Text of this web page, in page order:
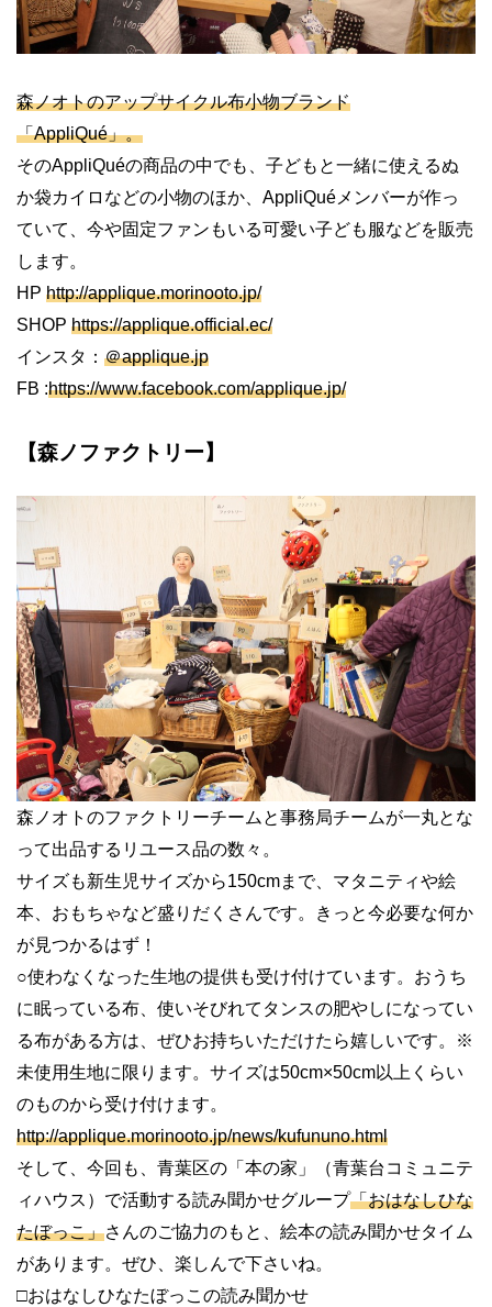
森ノオトのアップサイクル布小物ブランド
「AppliQué」。
そのAppliQuéの商品の中でも、子どもと一緒に使えるぬ
か袋カイロなどの小物のほか、AppliQuéメンバーが作っ
ていて、今や固定ファンもいる可愛い子ども服などを販売
します。
HP http://applique.morinooto.jp/
SHOP https://applique.official.ec/
インスタ： ＠applique.jp
FB :https://www.facebook.com/applique.jp/
【森ノファクトリー】
森ノオトのファクトリーチームと事務局チームが一丸とな
って出品するリユース品の数々。
サイズも新生児サイズから150cmまで、マタニティや絵
本、おもちゃなど盛りだくさんです。きっと今必要な何か
が見つかるはず！
○使わなくなった生地の提供も受け付けています。おうち
に眠っている布、使いそびれてタンスの肥やしになってい
る布がある方は、ぜひお持ちいただけたら嬉しいです。※
未使用生地に限ります。サイズは50cm×50cm以上くらい
のものから受け付けます。
http://applique.morinooto.jp/news/kufununo.html
そして、今回も、青葉区の「本の家」（青葉台コミュニテ
ィハウス）で活動する読み聞かせグループ「おはなしひな
たぼっこ」さんのご協力のもと、絵本の読み聞かせタイム
があります。ぜひ、楽しんで下さいね。
□おはなしひなたぼっこの読み聞かせ